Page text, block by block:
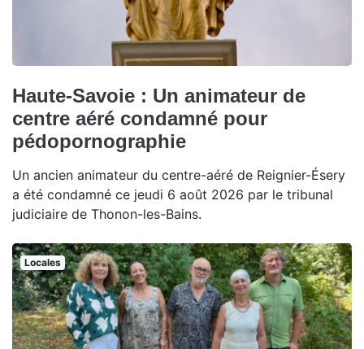
Haute-Savoie : Un animateur de
centre aéré condamné pour
pédopornographie
Un ancien animateur du centre-aéré de Reignier-Ésery
a été condamné ce jeudi 6 août 2026 par le tribunal
judiciaire de Thonon-les-Bains.
Locales